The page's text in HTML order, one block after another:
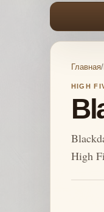
Главная/
HIGH
High